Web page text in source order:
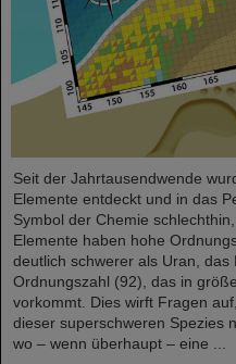
Seit der Jahrtausendwende
Elemente entdeckt und in das
Symbol der Chemie
Elemente haben hohe
deutlich schwerer als Uran, das
Ordnungszahl (92), das in
vorkommt. Dies wirft Fragen
dieser superschweren Spezies
wo – wenn überhaupt – eine ...